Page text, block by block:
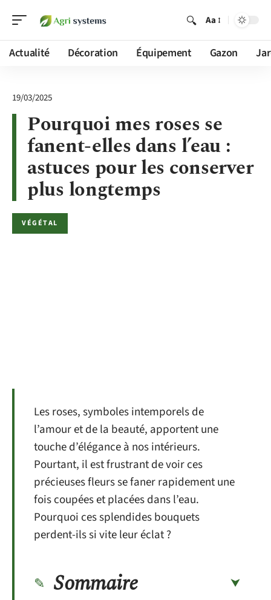
Aa
Actualité Décoration Équipement Gazon
19/03/2025
Pourquoi mes roses se
fanent-elles dans l’eau :
astuces pour les conserver
plus longtemps
VÉGÉTAL
Les roses, symboles intemporels de
l’amour et de la beauté, apportent une
touche d’élégance à nos intérieurs.
Pourtant, il est frustrant de voir ces
précieuses fleurs se faner rapidement une
fois coupées et placées dans l’eau.
Pourquoi ces splendides bouquets
perdent-ils si vite leur éclat ?
Sommaire